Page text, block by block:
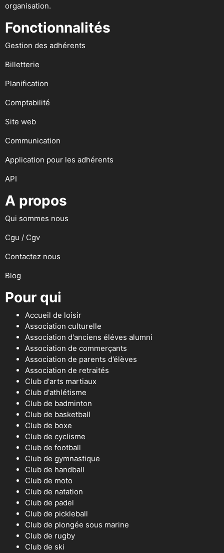
organisation.
Fonctionnalités
Gestion des adhérents
Billetterie
Planification
Comptabilité
Site web
Communication
Application pour les adhérents
API
A propos
Qui sommes nous
Cgu / Cgv
Contactez nous
Blog
Pour qui
Accueil de loisir
Association culturelle
Association d'anciens éléves alumni
Association de commerçants
Association de parents d’élèves
Association de retraités
Club d'arts martiaux
Club d'athlétisme
Club de badminton
Club de basketball
Club de boxe
Club de cyclisme
Club de football
Club de gymnastique
Club de handball
Club de moto
Club de natation
Club de padel
Club de pickleball
Club de plongée sous marine
Club de rugby
Club de ski